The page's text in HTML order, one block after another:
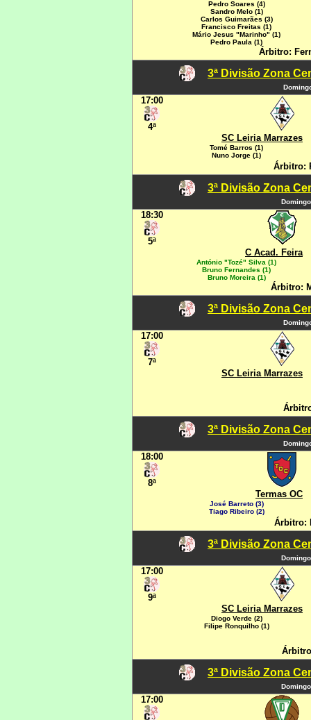
Pedro Soares (4)
Sandro Melo (1)
Carlos Guimarães (3)
Francisco Freitas (1)
Mário Jesus "Marinho" (1)
Pedro Paula (1)
Árbitro:
3ª Divisão Zona
17:00
4ª
SC Leiria Marrazes
Tomé Barros (1)
Nuno Jorge (1)
Árbitro:
3ª Divisão Zona
18:30
5ª
C Acad. Feira
António "Tozé" Silva (1)
Bruno Fernandes (1)
Bruno Moreira (1)
Árbitro:
3ª Divisão Zona
17:00
7ª
SC Leiria Marrazes
3ª Divisão Zona
18:00
8ª
Termas OC
José Barreto (3)
Tiago Ribeiro (2)
Árbitro:
3ª Divisão Zona
17:00
9ª
SC Leiria Marrazes
Diogo Verde (2)
Filipe Ronquilho (1)
3ª Divisão Zona
17:00